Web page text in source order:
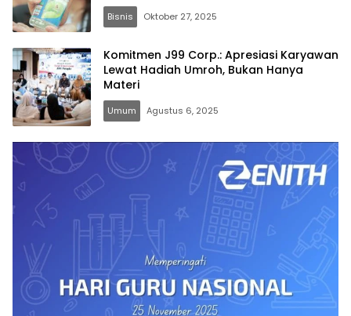
Bisnis Oktober 27, 2025
Komitmen J99 Corp.: Apresiasi Karyawan
Lewat Hadiah Umroh, Bukan Hanya
Materi
Umum Agustus 6, 2025